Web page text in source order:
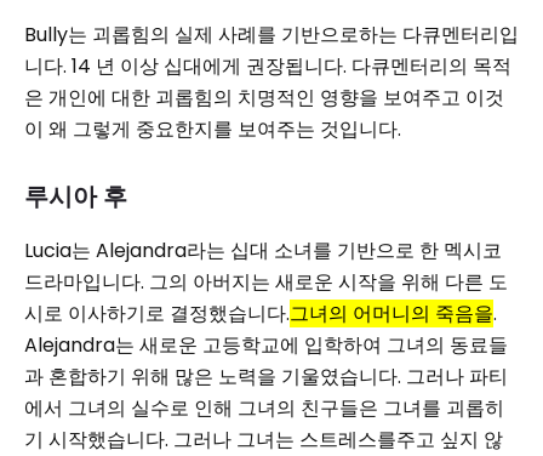
Bully는 괴롭힘의 실제 사례를 기반으로하는 다큐멘터리입
니다. 14 년 이상 십대에게 권장됩니다. 다큐멘터리의 목적
은 개인에 대한 괴롭힘의 치명적인 영향을 보여주고 이것
이 왜 그렇게 중요한지를 보여주는 것입니다.
루시아 후
Lucia는 Alejandra라는 십대 소녀를 기반으로 한 멕시코
드라마입니다. 그의 아버지는 새로운 시작을 위해 다른 도
시로 이사하기로 결정했습니다.그녀의 어머니의 죽음을.
Alejandra는 새로운 고등학교에 입학하여 그녀의 동료들
과 혼합하기 위해 많은 노력을 기울였습니다. 그러나 파티
에서 그녀의 실수로 인해 그녀의 친구들은 그녀를 괴롭히
기 시작했습니다. 그러나 그녀는 스트레스를주고 싶지 않